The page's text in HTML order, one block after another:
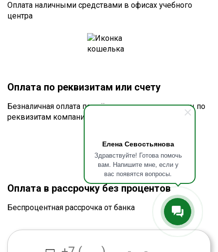
Елена Севостьянова
Здравствуйте! Готова помочь
вам. Напишите мне, если у
вас появятся вопросы.
Оплата наличными средствами в офисах учебного
центра
Оплата по реквизитам или счету
Безналичная оплата по счёту для юридических лиц по
реквизитам компании
Оплата в рассрочку без процентов
Беспроцентная рассрочка от банка